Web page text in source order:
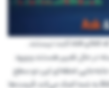
البته باید به این نکته توجه کنید که bid و ask ثابت نیستند.
در حال تغییر هستند و ورود
لحظه‌ای این دو سطح
قیمتی شود. بنابراین درک Ask و Bid به شما کمک می‌کند قیمت‌ها